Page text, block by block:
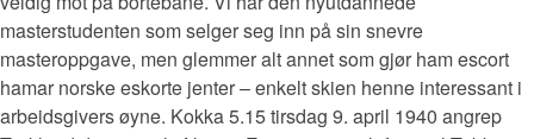
masterstudenten som selger seg inn på sin snevre
masteroppgave, men glemmer alt annet som gjør ham escort
hamar norske eskorte jenter – enkelt skien henne interessant i
arbeidsgivers øyne. Kokka 5.15 tirsdag 9. april 1940 angrep